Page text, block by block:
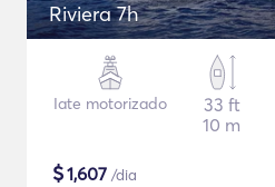
Riviera 7h
Iate motorizado
33 ft
10 m
$1,607 /dia